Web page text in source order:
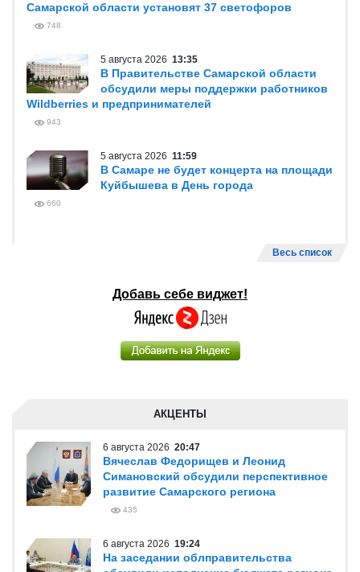
Самарской области установят 37 светофоров
748
5 августа 2026 13:35
В Правительстве Самарской области
обсудили меры поддержки работников
Wildberries и предпринимателей
943
5 августа 2026 11:59
В Самаре не будет концерта на площади
Куйбышева в День города
660
Весь список
Добавь себе виджет!
АКЦЕНТЫ
6 августа 2026 20:47
Вячеслав Федорищев и Леонид
Симановский обсудили перспективное
развитие Самарского региона
435
6 августа 2026 19:24
На заседании облправительства